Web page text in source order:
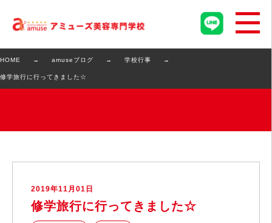
HOME amuseブログ 学校行事
修学旅行に行ってきました☆
2019年11月01日
修学旅行に行ってきました☆